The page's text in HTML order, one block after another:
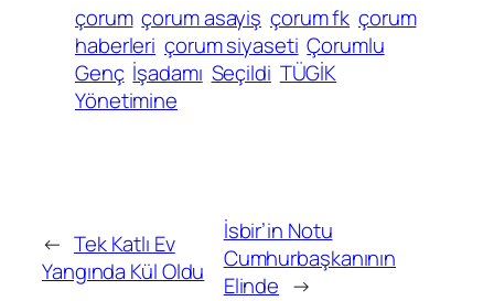
çorum çorum asayiş çorum fk çorum
haberleri çorum siyaseti Çorumlu
Genç İşadamı Seçildi TÜGİK
Yönetimine
← Tek Katlı Ev
Yangında Kül Oldu
İsbir’in Notu
Cumhurbaşkanının
Elinde →